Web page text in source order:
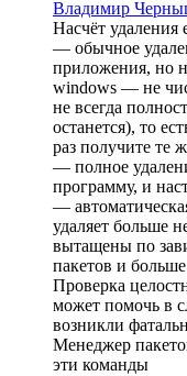
Владимир
Насчёт удаления
— обычное
приложения, но
windows — не
не всегда
останется), то
раз получите те
— полное
программу, и
—
удаляет больше
вытащены по
пакетов и
Проверка
может помочь в
возникли
Менеджер
эти команды